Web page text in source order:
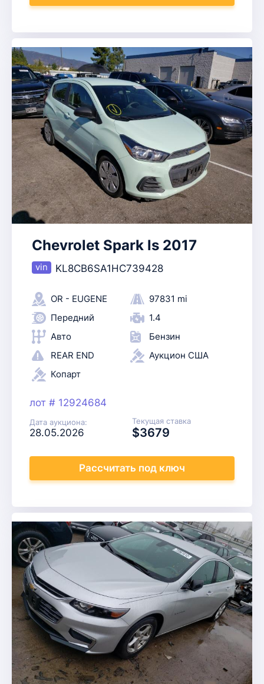
Chevrolet Spark ls 2017
KL8CB6SA1HC739428
OR - EUGENE
97831 mi
Передний
1.4
Авто
Бензин
REAR END
Аукцион США
Копарт
лот # 12924684
Дата аукциона:
28.05.2026
Текущая ставка
$3679
Рассчитать под ключ